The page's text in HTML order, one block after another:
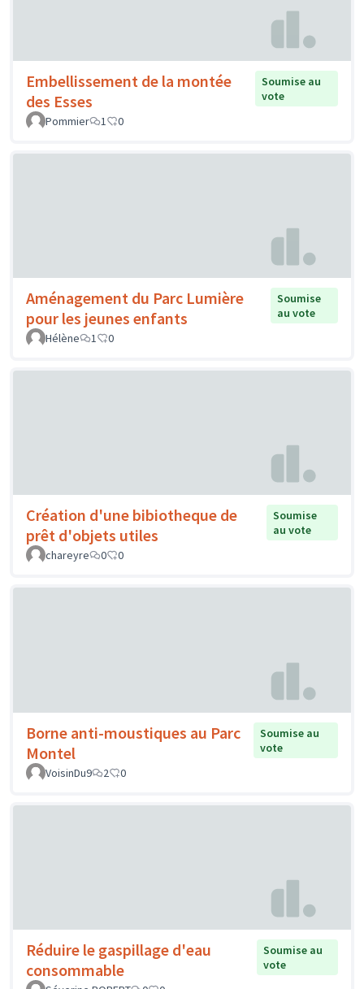
Embellissement de la montée
des Esses
Soumise au
vote
Pommier
1 0
Aménagement du Parc Lumière
pour les jeunes enfants
Soumise
au vote
Hélène
1 0
Création d'une bibiotheque de
prêt d'objets utiles
Soumise
au vote
chareyre
0 0
Borne anti-moustiques au Parc
Montel
Soumise au
vote
VoisinDu9
2 0
Réduire le gaspillage d'eau
consommable
Soumise au
vote